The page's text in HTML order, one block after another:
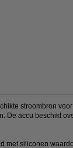
stroombron
De accu beschikt
met siliconen